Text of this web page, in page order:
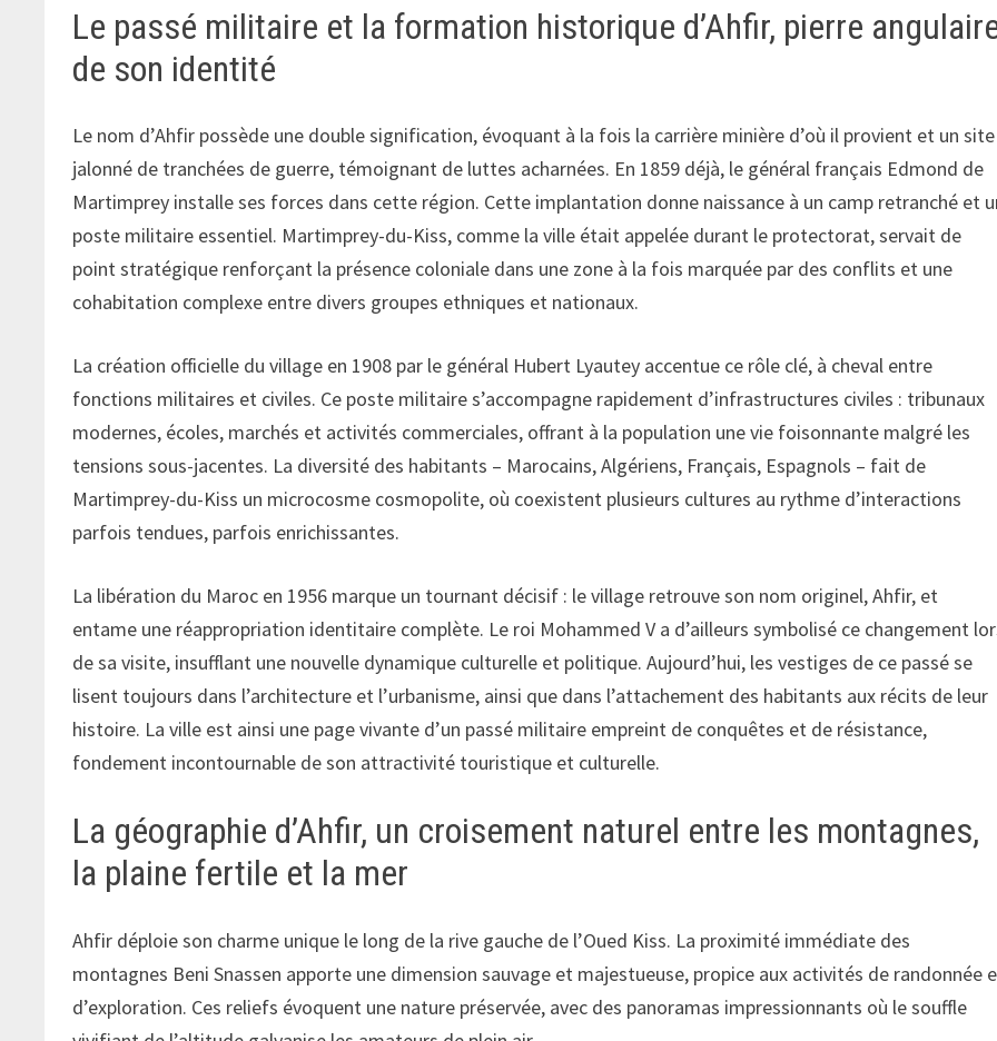
Le passé militaire et la formation historique d’Ahfir, pierre
de son identité
Le nom d’Ahfir possède une double signification, évoquant à la fois la carrière minière d’où il provient et un site
jalonné de tranchées de guerre, témoignant de luttes acharnées. En 1859 déjà, le général français Edmond de
Martimprey installe ses forces dans cette région. Cette implantation donne naissance à un camp retranché et
poste militaire essentiel. Martimprey-du-Kiss, comme la ville était appelée durant le protectorat, servait de
point stratégique renforçant la présence coloniale dans une zone à la fois marquée par des conflits et une
cohabitation complexe entre divers groupes ethniques et nationaux.
La création officielle du village en 1908 par le général Hubert Lyautey accentue ce rôle clé, à cheval entre
fonctions militaires et civiles. Ce poste militaire s’accompagne rapidement d’infrastructures civiles : tribunaux
modernes, écoles, marchés et activités commerciales, offrant à la population une vie foisonnante malgré les
tensions sous-jacentes. La diversité des habitants – Marocains, Algériens, Français, Espagnols – fait de
Martimprey-du-Kiss un microcosme cosmopolite, où coexistent plusieurs cultures au rythme d’interactions
parfois tendues, parfois enrichissantes.
La libération du Maroc en 1956 marque un tournant décisif : le village retrouve son nom originel, Ahfir, et
entame une réappropriation identitaire complète. Le roi Mohammed V a d’ailleurs symbolisé ce changement
de sa visite, insufflant une nouvelle dynamique culturelle et politique. Aujourd’hui, les vestiges de ce passé se
lisent toujours dans l’architecture et l’urbanisme, ainsi que dans l’attachement des habitants aux récits de leur
histoire. La ville est ainsi une page vivante d’un passé militaire empreint de conquêtes et de résistance,
fondement incontournable de son attractivité touristique et culturelle.
La géographie d’Ahfir, un croisement naturel entre les montagnes,
la plaine fertile et la mer
Ahfir déploie son charme unique le long de la rive gauche de l’Oued Kiss. La proximité immédiate des
montagnes Beni Snassen apporte une dimension sauvage et majestueuse, propice aux activités de randonnée
d’exploration. Ces reliefs évoquent une nature préservée, avec des panoramas impressionnants où le souffle